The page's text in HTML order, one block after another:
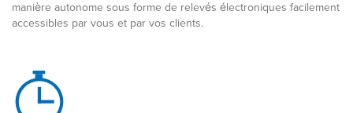
manière autonome sous forme de relevés électroniques facilement
accessibles par vous et par vos clients.